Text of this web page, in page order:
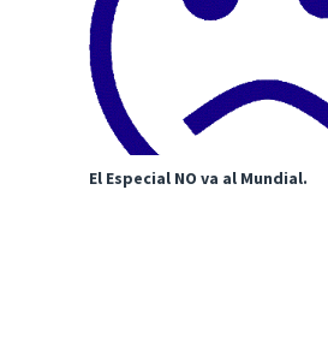
El Especial NO va al Mundial.